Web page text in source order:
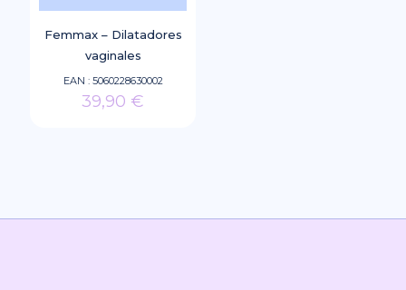
Femmax – Dilatadores
vaginales
EAN : 5060228630002
39,90 €